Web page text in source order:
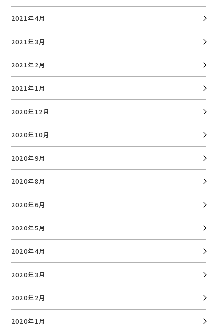
2021年4月
2021年3月
2021年2月
2021年1月
2020年12月
2020年10月
2020年9月
2020年8月
2020年6月
2020年5月
2020年4月
2020年3月
2020年2月
2020年1月